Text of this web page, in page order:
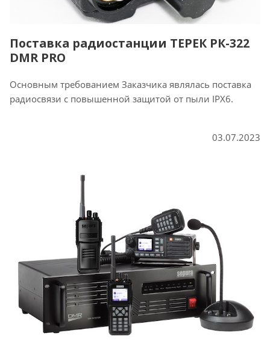
Поставка радиостанции ТЕРЕК РК-322
DMR PRO
Основным требованием Заказчика являлась поставка
радиосвязи с повышенной защитой от пыли IPX6.
03.07.2023